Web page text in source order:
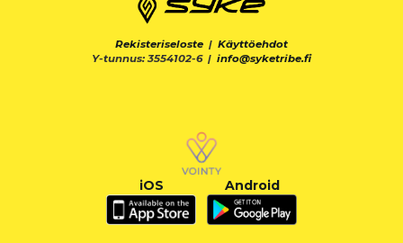
Rekisteriseloste | Käyttöehdot
Y-tunnus: 3554102-6 | info@syketribe.fi
iOS Android